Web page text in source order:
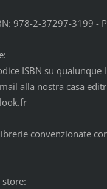
978-2-37297-3199 -
ISBN su qualunque
alla nostra casa
convenzionate
store: